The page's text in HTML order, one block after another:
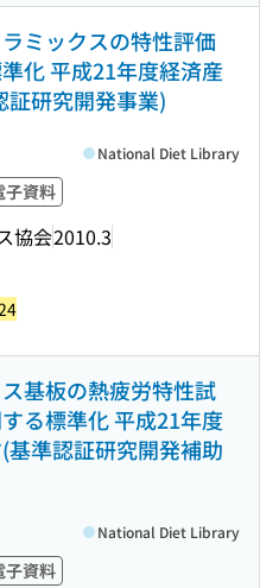
ミックスの特性評価
化 平成21年度経済産
証研究開発事業)
子資料
協会2010.3
National Diet Library
基板の熱疲労特性試
る標準化 平成21年度
基準認証研究開発補助
子資料
National Diet Library